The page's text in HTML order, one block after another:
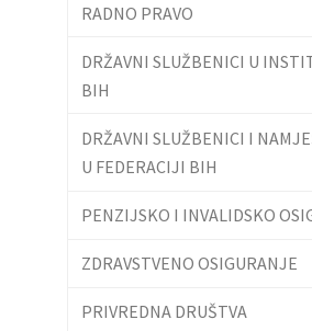
RADNO PRAVO
DRŽAVNI SLUŽBENICI U
BIH
DRŽAVNI SLUŽBENICI I
U FEDERACIJI BIH
PENZIJSKO I INVALIDSKO
ZDRAVSTVENO OSIGURANJE
PRIVREDNA DRUŠTVA